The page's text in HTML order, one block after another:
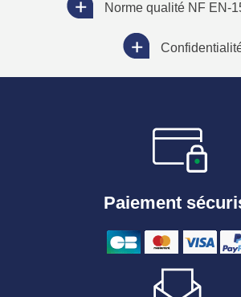
Norme qualité NF EN-
Paiement